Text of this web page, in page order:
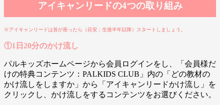
アイキャンリードの4つの取り組み
※アイキャンリードは首が座ったら（目安：生後半年以降）スタートしましょう。
①1日20分のかけ流し
パルキッズホームページから会員ログインをし、「会員様だ
けの特典コンテンツ：PALKIDS CLUB」内の「どの教材の
かけ流しをしますか」から「アイキャンリードかけ流し」を
クリックし、かけ流しをするコンテンツをお選びください。